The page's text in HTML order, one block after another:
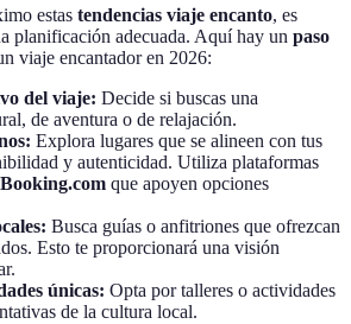
estas tendencias viaje encanto, es
planificación adecuada. Aquí hay un paso
viaje encantador en 2026:
del viaje: Decide si buscas una
de aventura o de relajación.
Explora lugares que se alineen con tus
y autenticidad. Utiliza plataformas
Booking.com que apoyen opciones
Busca guías o anfitriones que ofrezcan
Esto te proporcionará una visión
únicas: Opta por talleres o actividades
de la cultura local.